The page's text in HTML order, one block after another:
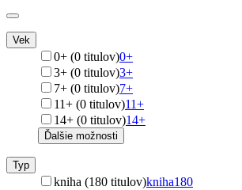
Vek
0+ (0 titulov)0+
3+ (0 titulov)3+
7+ (0 titulov)7+
11+ (0 titulov)11+
14+ (0 titulov)14+
Ďalšie možnosti
Typ
kniha (180 titulov)kniha180